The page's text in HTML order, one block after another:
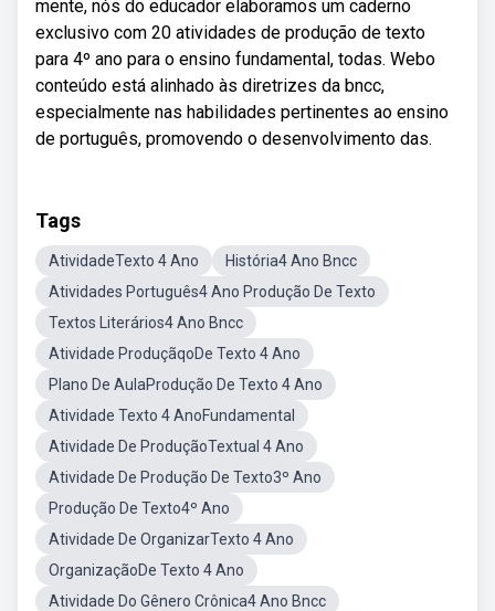
mente, nós do educador elaboramos um caderno
exclusivo com 20 atividades de produção de texto
para 4º ano para o ensino fundamental, todas. Webo
conteúdo está alinhado às diretrizes da bncc,
especialmente nas habilidades pertinentes ao ensino
de português, promovendo o desenvolvimento das.
Tags
AtividadeTexto 4 Ano
História4 Ano Bncc
Atividades Português4 Ano Produção De Texto
Textos Literários4 Ano Bncc
Atividade ProduçãqoDe Texto 4 Ano
Plano De AulaProdução De Texto 4 Ano
Atividade Texto 4 AnoFundamental
Atividade De ProduçãoTextual 4 Ano
Atividade De Produção De Texto3º Ano
Produção De Texto4º Ano
Atividade De OrganizarTexto 4 Ano
OrganizaçãoDe Texto 4 Ano
Atividade Do Gênero Crônica4 Ano Bncc